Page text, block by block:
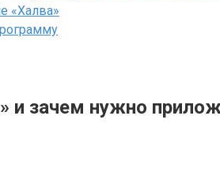
«Халва»
и зачем нужно